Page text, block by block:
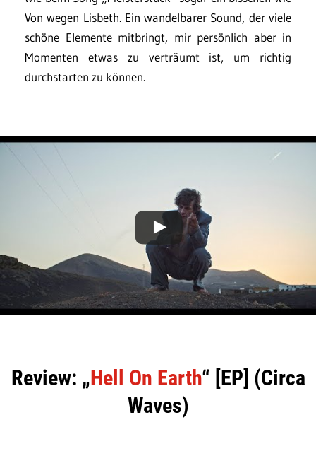
Von wegen Lisbeth. Ein wandelbarer Sound, der viele
schöne Elemente mitbringt, mir persönlich aber in
Momenten etwas zu verträumt ist, um richtig
durchstarten zu können.
Review: „Hell On Earth“ [EP] (Circa
Waves)